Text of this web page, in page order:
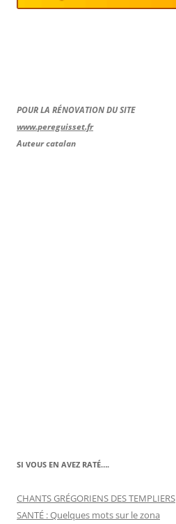
POUR LA RÉNOVATION DU SITE
www.pereguisset.fr
Auteur catalan
SI VOUS EN AVEZ RATÉ….
CHANTS GRÉGORIENS DES TEMPLIERS
SANTÉ : Quelques mots sur le zona